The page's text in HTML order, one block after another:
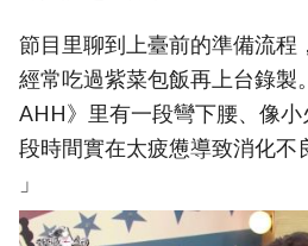
節目里聊到上臺前的準備流程
經常吃過紫菜包飯再上台錄製
AHH》里有一段彎下腰、像
段時間實在太疲憊導致消化不
」